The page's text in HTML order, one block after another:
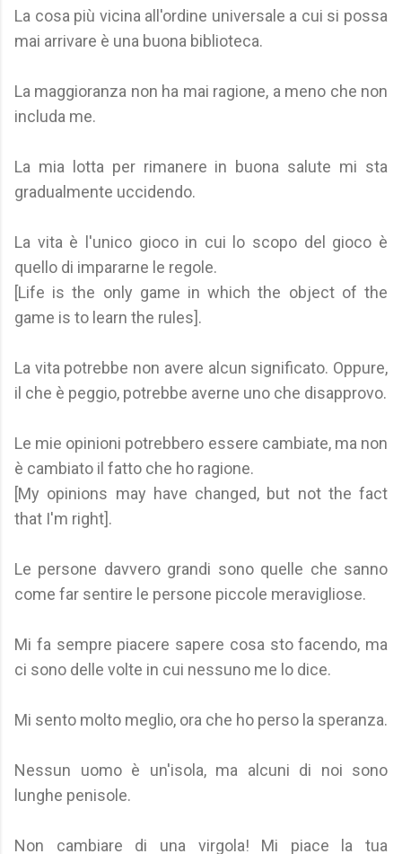
La cosa più vicina all'ordine universale a cui si possa
mai arrivare è una buona biblioteca.
La maggioranza non ha mai ragione, a meno che non
includa me.
La mia lotta per rimanere in buona salute mi sta
gradualmente uccidendo.
La vita è l'unico gioco in cui lo scopo del gioco è
quello di impararne le regole.
[Life is the only game in which the object of the
game is to learn the rules].
La vita potrebbe non avere alcun significato. Oppure,
il che è peggio, potrebbe averne uno che disapprovo.
Le mie opinioni potrebbero essere cambiate, ma non
è cambiato il fatto che ho ragione.
[My opinions may have changed, but not the fact
that I'm right].
Le persone davvero grandi sono quelle che sanno
come far sentire le persone piccole meravigliose.
Mi fa sempre piacere sapere cosa sto facendo, ma
ci sono delle volte in cui nessuno me lo dice.
Mi sento molto meglio, ora che ho perso la speranza.
Nessun uomo è un'isola, ma alcuni di noi sono
lunghe penisole.
Non cambiare di una virgola! Mi piace la tua